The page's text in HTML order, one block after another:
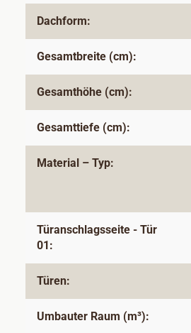
Dachform:
Gesamtbreite (cm):
Gesamthöhe (cm):
Gesamttiefe (cm):
Material – Typ:
Türanschlagsseite - Tür
01:
Türen:
Umbauter Raum (m³):